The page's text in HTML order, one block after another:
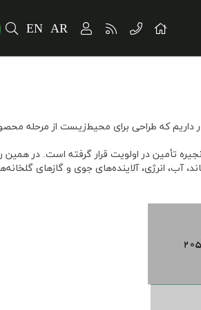
AR
EN
داریم که طراحی برای محیط‌زیست از مرحله
تأمین در اولویت قرار گرفته است. در همین
بازیافت و پسماند، آب، انرژی، آلاینده‌های جوی و گازهای